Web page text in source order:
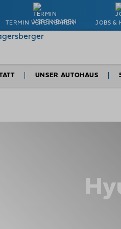
TERMIN VEREINBAREN JOBS &
UNSER AUTOHAUS